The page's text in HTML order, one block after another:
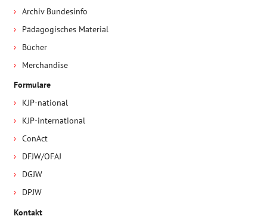
Archiv Bundesinfo
Pädagogisches Material
Bücher
Merchandise
Formulare
KJP-national
KJP-international
ConAct
DFJW/OFAJ
DGJW
DPJW
Kontakt